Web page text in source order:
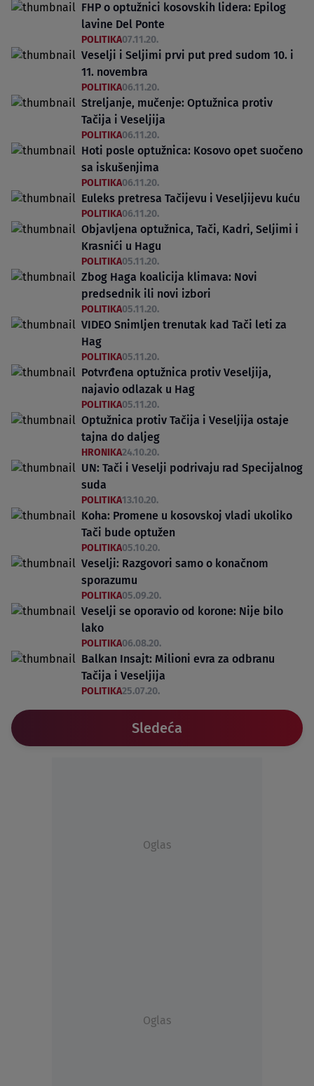
FHP o optužnici kosovskih lidera: Epilog
lavine Del Ponte
POLITIKA07.11.20.
Veselji i Seljimi prvi put pred sudom 10. i
11. novembra
POLITIKA06.11.20.
Streljanje, mučenje: Optužnica protiv
Tačija i Veseljija
POLITIKA06.11.20.
Hoti posle optužnica: Kosovo opet suočeno
sa iskušenjima
POLITIKA06.11.20.
Euleks pretresa Tačijevu i Veseljijevu kuću
POLITIKA06.11.20.
Objavljena optužnica, Tači, Kadri, Seljimi i
Krasnići u Hagu
POLITIKA05.11.20.
Zbog Haga koalicija klimava: Novi
predsednik ili novi izbori
POLITIKA05.11.20.
VIDEO Snimljen trenutak kad Tači leti za
Hag
POLITIKA05.11.20.
Potvrđena optužnica protiv Veseljija,
najavio odlazak u Hag
POLITIKA05.11.20.
Optužnica protiv Tačija i Veseljija ostaje
tajna do daljeg
HRONIKA24.10.20.
UN: Tači i Veselji podrivaju rad Specijalnog
suda
POLITIKA13.10.20.
Koha: Promene u kosovskoj vladi ukoliko
Tači bude optužen
POLITIKA05.10.20.
Veselji: Razgovori samo o konačnom
sporazumu
POLITIKA05.09.20.
Veselji se oporavio od korone: Nije bilo
lako
POLITIKA06.08.20.
Balkan Insajt: Milioni evra za odbranu
Tačija i Veseljija
POLITIKA25.07.20.
Sledeća
Oglas
Oglas